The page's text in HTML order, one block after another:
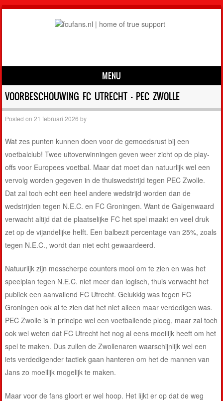
MENU
Skip to content
VOORBESCHOUWING FC UTRECHT – PEC ZWOLLE
Posted on21 februari 2026 by
Wat zes punten kunnen doen voor de gemoedsrust bij een
voetbalclub! Twee uitoverwinningen geven weer zicht op de play-
offs voor Europees voetbal. Maar dat moet dan natuurlijk wel een
vervolg worden gegeven in de thuiswedstrijd tegen PEC Zwolle.
Dat zal toch echt een heel andere wedstrijd worden dan de
wedstrijden tegen N.E.C. en FC Groningen. Want de Galgenwaard
verwacht altijd dat de plaatselijke FC het spel maakt en veel druk
zet op de vijandelijke helft. Een balbezit percentage van 25%, zoals
tegen N.E.C., wordt dan niet echt gewaardeerd.
Natuurlijk zijn messcherpe counters mooi om te zien en was het
speelplan tegen N.E.C. niet meer dan logisch, thuis verwacht het
publiek een aanvallend FC Utrecht. Gelukkig was tegen FC
Groningen ook al te zien dat het niet alleen maar verdedigen was.
PEC Zwolle is in principe wel een voetballende ploeg, maar zal toch
ook wel weten dat FC Utrecht het nog al eens moeilijk heeft om het
spel te maken. Dus zullen de Zwollenaren waarschijnlijk wel een
iets verdedigender tactiek gaan hanteren om het de mannen van
Jans zo moeilijk mogelijk te maken.
Maar voor de fans gloort er wel hoop. Het lijkt er op dat de weg